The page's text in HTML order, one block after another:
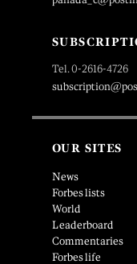
Tel. 0-2616-4726
OUR SITES
News
Forbes lists
World
Leaderboard
Commentaries
Forbes life